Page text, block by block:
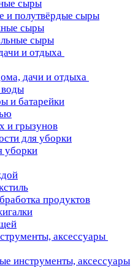
сыры
и полутвёрдые сыры
сыры
сыры
и отдыха
дачи и отдыха
и батарейки
и грызунов
для уборки
уборки
продуктов
аксессуары
инструменты, аксессуары